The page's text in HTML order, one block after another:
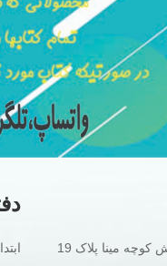
مینا پلاک 19